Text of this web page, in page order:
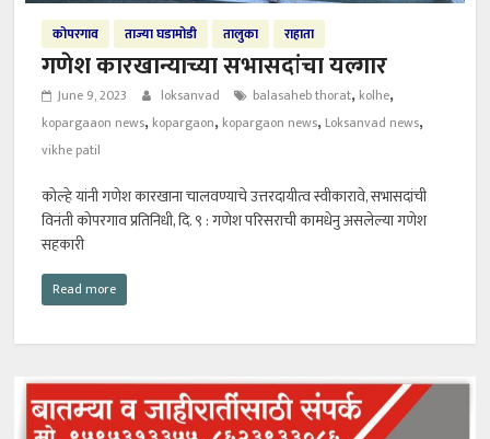
कोपरगाव ताज्या घडामोडी तालुका राहाता
गणेश कारखान्याच्या सभासदांचा यल्गार
June 9, 2023 loksanvad balasaheb thorat, kolhe,
kopargaaon news, kopargaon, kopargaon news, Loksanvad news,
vikhe patil
कोल्हे यांनी गणेश कारखाना चालवण्याचे उत्तरदायीत्व स्वीकारावे, सभासदांची
विनंती कोपरगाव प्रतिनिधी, दि. ९ : गणेश परिसराची कामधेनु असलेल्या गणेश
सहकारी
Read more